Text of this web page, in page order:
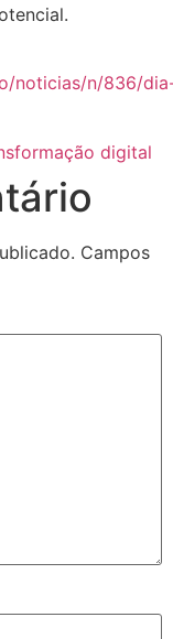
noticias/n/836/
digital
Campos